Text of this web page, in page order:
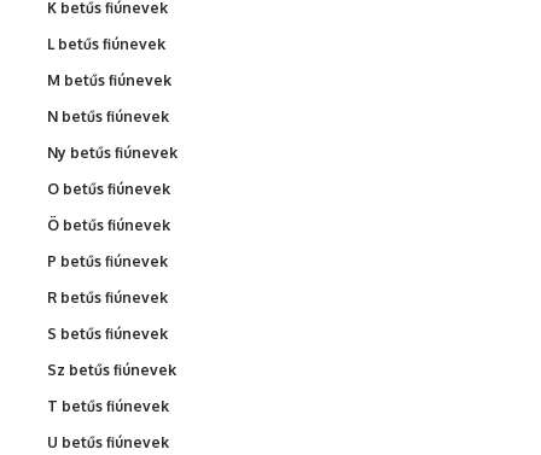
K betűs fiúnevek
L betűs fiúnevek
M betűs fiúnevek
N betűs fiúnevek
Ny betűs fiúnevek
O betűs fiúnevek
Ö betűs fiúnevek
P betűs fiúnevek
R betűs fiúnevek
S betűs fiúnevek
Sz betűs fiúnevek
T betűs fiúnevek
U betűs fiúnevek